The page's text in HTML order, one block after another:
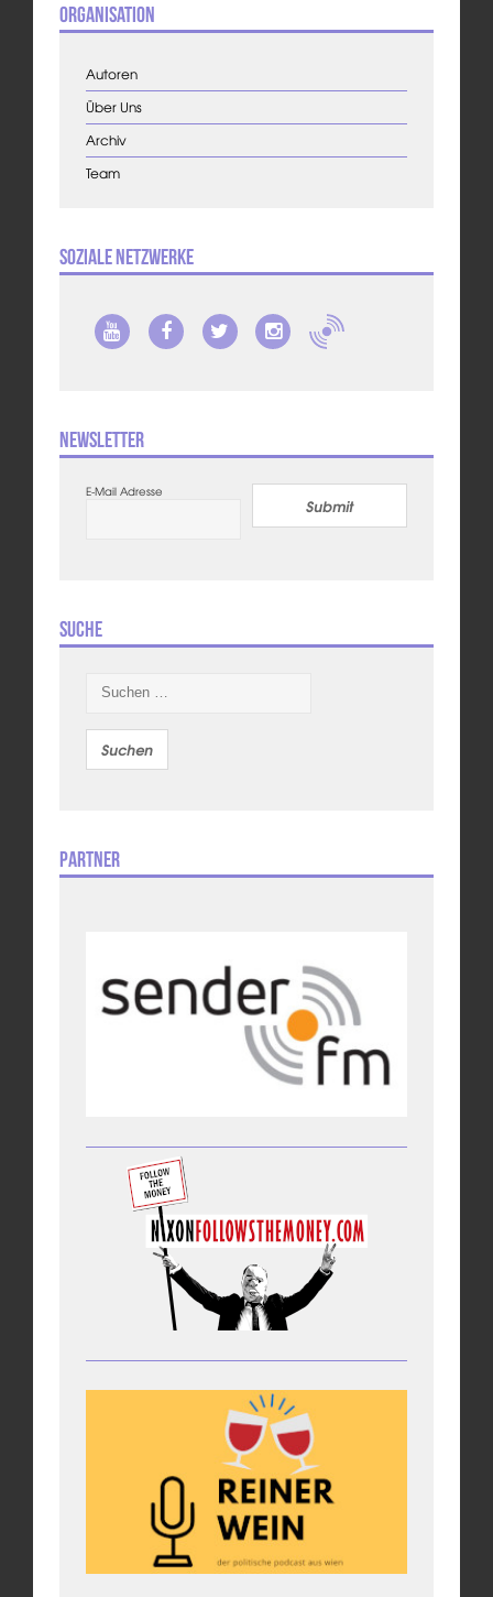
Organisation
Autoren
Über Uns
Archiv
Team
Soziale Netzwerke
Newsletter
E-Mail Adresse
Submit
Suche
nach:
Partner